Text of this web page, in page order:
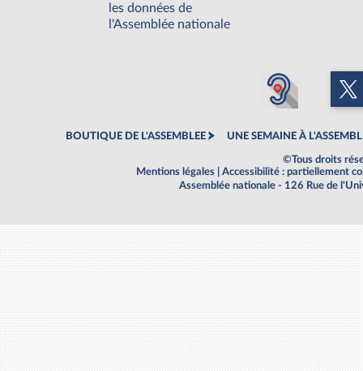
les données de
l'Assemblée nationale
BOUTIQUE DE L'ASSEMBLEE UNE SEMAINE À
©Tous droits
Mentions légales
Accessibilité : partiellement
Assemblée nationale - 126 Rue de